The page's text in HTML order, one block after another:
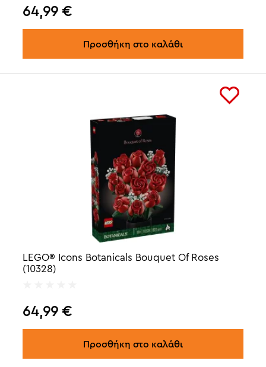
64,99 €
Προσθήκη στο καλάθι
LEGO® Icons Botanicals Bouquet Of Roses
(10328)
64,99 €
Προσθήκη στο καλάθι